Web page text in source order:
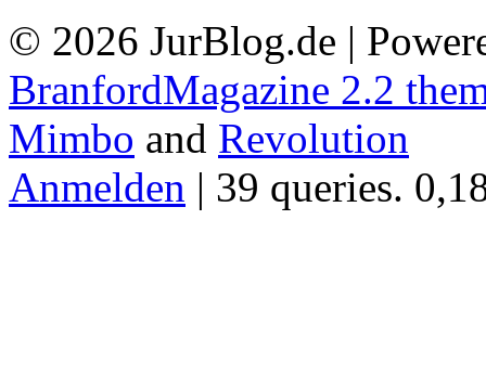
© 2026 JurBlog.de |
BranfordMagazine 2.2
Mimbo and Revolution
Anmelden | 39 queries.